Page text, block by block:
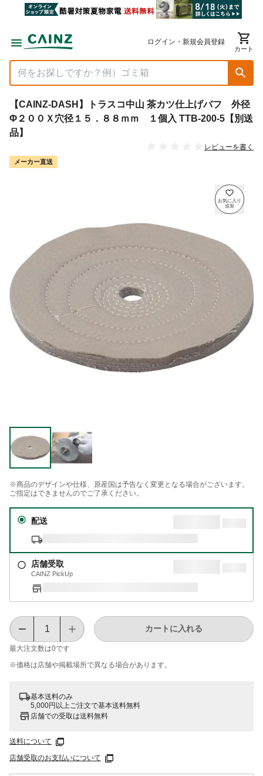
ログイン・新規会員登録
カート
【CAINZ-DASH】トラスコ中山 茶カツ仕上げバフ 外径
Φ２００Ｘ穴径１５．８８ｍｍ １個入 TTB-200-5【別送
品】
レビューを書く
メーカー直送
※商品のデザインや仕様、原産国は予告なく変更となる場合がございます。
ご指定はできませんのでご了承ください。
配送
店舗受取
CAINZ PickUp
最大注文数は0です
カートに入れる
※価格は​店舗や​掲載場所で​異なる​場合が​あります。
基本送料のみ
5,000円以上ご注文で基本送料無料
店舗での受取は送料無料
送料について
店舗受取のお支払いについて